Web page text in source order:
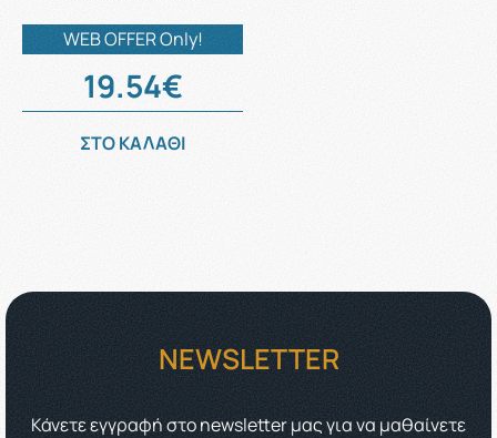
WEB OFFER Only!
19.54€
ΣΤΟ ΚΑΛΑΘΙ
NEWSLETTER
Κάνετε εγγραφή στο newsletter μας για να μαθαίνετε